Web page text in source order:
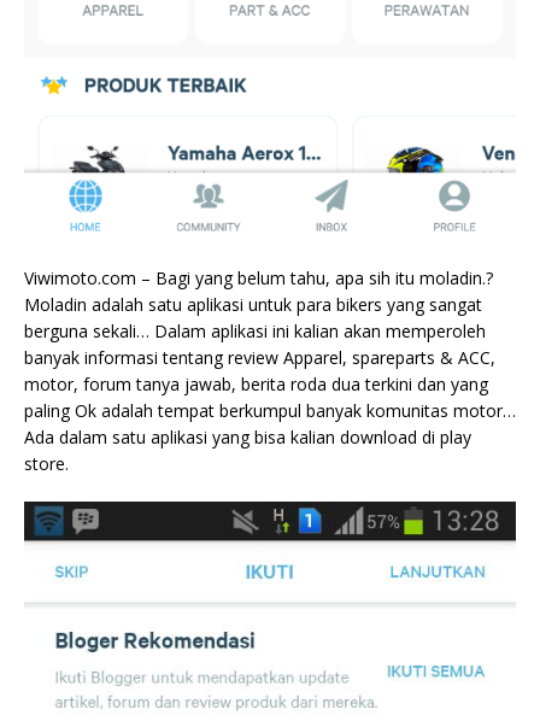
Viwimoto.com – Bagi yang belum tahu, apa sih itu moladin.?
Moladin adalah satu aplikasi untuk para bikers yang sangat
berguna sekali… Dalam aplikasi ini kalian akan memperoleh
banyak informasi tentang review Apparel, spareparts & ACC,
motor, forum tanya jawab, berita roda dua terkini dan yang
paling Ok adalah tempat berkumpul banyak komunitas motor…
Ada dalam satu aplikasi yang bisa kalian download di play
store.